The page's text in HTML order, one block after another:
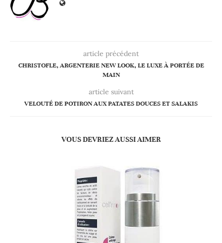
article précédent
CHRISTOFLE, ARGENTERIE NEW LOOK, LE LUXE À PORTÉE DE
MAIN
article suivant
VELOUTÉ DE POTIRON AUX PATATES DOUCES ET SALAKIS
VOUS DEVRIEZ AUSSI AIMER